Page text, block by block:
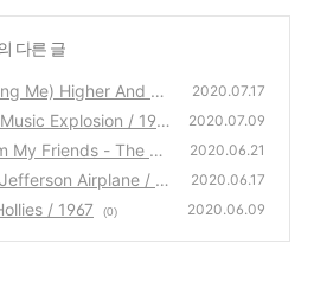
다른 글
Me) Higher And Hi
(0)
2020.07.17
Explosion / 196
2020.07.09
My Friends - The Be
2020.06.21
Airplane / 1
2020.06.17
/ 1967 (0) 2020.06.09